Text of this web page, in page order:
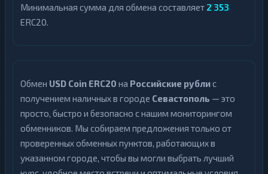
Минимальная сумма для обмена составляет 2 353
ERC20.
Обмен USD Coin ERC20 на Российские рублис
получением наличных в городе Севастополь — это
просто, быстро и безопасно с нашим мониторингом
обменников. Мы собираем предложения только от
проверенных обменных пунктов, работающих в
указанном городе, чтобы вы могли выбрать лучший